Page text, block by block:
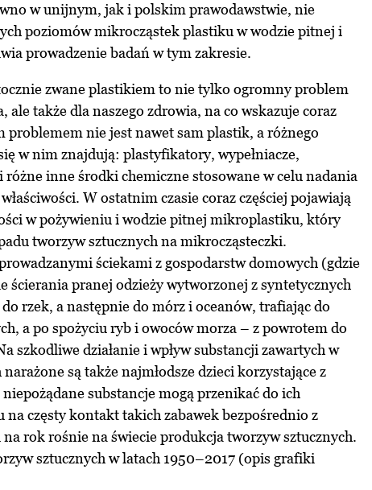
w unijnym, jak i polskim prawodawstwie, nie
poziomów mikrocząstek plastiku w wodzie pitnej i
prowadzenie badań w tym zakresie.
zwane plastikiem to nie tylko ogromny problem
ale także dla naszego zdrowia, na co wskazuje coraz
problemem nie jest nawet sam plastik, a różnego
w nim znajdują: plastyfikatory, wypełniacze,
inne środki chemiczne stosowane w celu nadania
W ostatnim czasie coraz częściej pojawiają
w pożywieniu i wodzie pitnej mikroplastiku, który
tworzyw sztucznych na mikrocząsteczki.
ściekami z gospodarstw domowych (gdzie
ścierania pranej odzieży wytworzonej z syntetycznych
rzek, a następnie do mórz i oceanów, trafiając do
a po spożyciu ryb i owoców morza – z powrotem do
szkodliwe działanie i wpływ substancji zawartych w
są także najmłodsze dzieci korzystające z
substancje mogą przenikać do ich
na częsty kontakt takich zabawek bezpośrednio z
rok rośnie na świecie produkcja tworzyw sztucznych.
sztucznych w latach 1950–2017 (opis grafiki